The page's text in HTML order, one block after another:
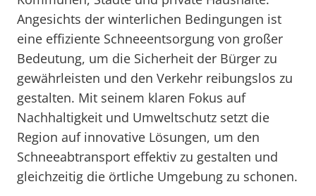
Angesichts der winterlichen Bedingungen ist
eine effiziente Schneeentsorgung von großer
Bedeutung, um die Sicherheit der Bürger zu
gewährleisten und den Verkehr reibungslos zu
gestalten. Mit seinem klaren Fokus auf
Nachhaltigkeit und Umweltschutz setzt die
Region auf innovative Lösungen, um den
Schneeabtransport effektiv zu gestalten und
gleichzeitig die örtliche Umgebung zu schonen.